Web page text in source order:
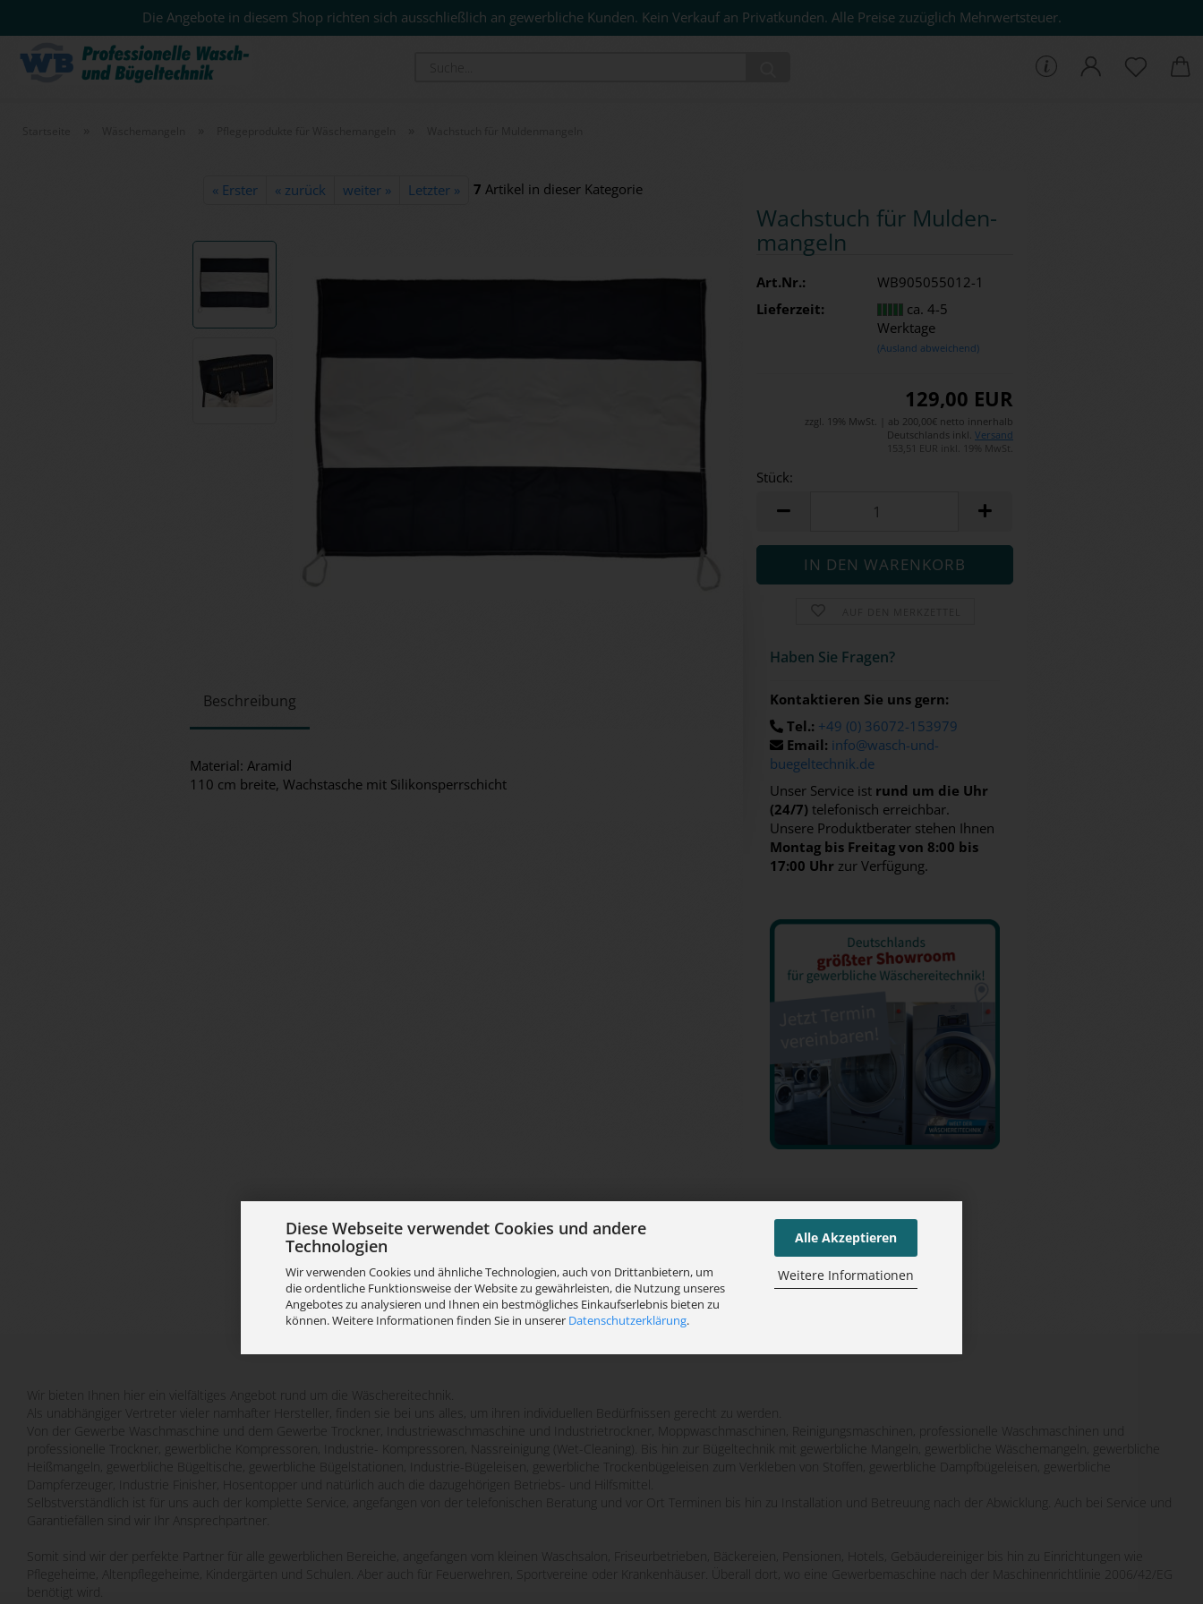
Diese Webseite verwendet Cookies und andere
Technologien
Wir verwenden Cookies und ähnliche Technologien, auch von Drittanbietern, um
die ordentliche Funktionsweise der Website zu gewährleisten, die Nutzung unseres
Angebotes zu analysieren und Ihnen ein bestmögliches Einkaufserlebnis bieten zu
können. Weitere Informationen finden Sie in unserer Datenschutzerklärung.
Alle Akzeptieren
Weitere Informationen
Die Angebote in diesem Shop richten sich ausschließlich an gewerbliche Kunden. Kein Verkauf an Privatkunden. Alle Preise zuzüglich Mehrwertsteuer.
« Erster « zurück weiter » Letzter » 7 Artikel in dieser Kategorie
Wachs­tuch für Mul­den­
man­geln
Art.Nr.:
WB905055012-1
Lieferzeit:
ca. 4-5
Werktage
(Ausland abweichend)
129,00 EUR
zzgl. 19% MwSt. | ab 200,00€ netto innerhalb
Deutschlands inkl. Versand
153,51 EUR inkl. 19% MwSt.
Stück:
Stück
Haben Sie Fra­gen?
Kontaktieren Sie uns gern:
Tel.: +49 (0) 36072-153979
Email: info@wasch-und-
buegeltechnik.de
Unser Service ist rund um die Uhr
(24/7) telefonisch erreichbar.
Unsere Produktberater stehen Ihnen
Montag bis Freitag von 8:00 bis
17:00 Uhr zur Verfügung.
Beschreibung
Material: Aramid
110 cm breite, Wachstasche mit Silikonsperrschicht
Wir bieten Ihnen hier ein vielfältiges Angebot rund um die Wäschereitechnik.
Als unabhängiger Vertreter vieler namhafter Hersteller, finden sie bei uns alles, um ihren individuellen Bedürfnissen gerecht zu werden.
Von der Gewerbe Waschmaschine und dem Gewerbe Trockner, Industriewaschmaschine und Industrietrockner, Moppwaschmaschinen, Reinigungsmaschinen, professionelle Waschmaschinen und
professionelle Trockner, gewerbliche Kompressoren, Industrie- Kompressoren, Nassreinigung (Wet-Cleaning). Bis hin zur Bügeltechnik mit gewerbliche Mangeln, gewerbliche Wäschemangeln, gewerbliche
Heißmangeln, gewerbliche Bügeltische, gewerbliche Bügelstationen, Industrie-Bügeleisen, gewerbliche Trockenbügeleisen zum Verkleben von Stoffen, gewerbliche Dampfbügeleisen, gewerbliche
Dampferzeuger, Industrie Finisher, Hosentopper und natürlich auch die dazugehörigen Betriebs- und Hilfsmittel.
Selbstverständlich ist für uns auch der komplette Service, angefangen von der telefonischen Beratung und vor Ort Terminen bis hin zu Installation und Betreuung nach der Abwicklung. Auch bei Service und
Garantiefällen sind wir Ihr Ansprechpartner.
Somit sind wir der perfekte Partner für alle gewerblichen Bereiche, angefangen vom kleinen Waschsalon, Friseurbetrieben, Bäckereien, Pensionen, Hotels, Gebäudereiniger bis hin zu Einrichtungen wie
Pflegeheime, Altenpflegeheime, Kindergärten und Schulen. Aber auch für Feuerwehren, Sportvereine oder Krankenhäuser. Überall dort, wo eine Gewerbemaschine nach der Maschinenrichtlinie 2006/42/EG
benötigt wird.